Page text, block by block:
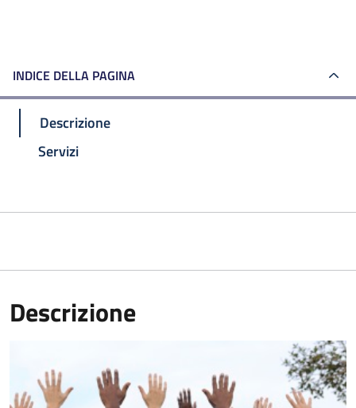
INDICE DELLA PAGINA
Descrizione
Servizi
Descrizione